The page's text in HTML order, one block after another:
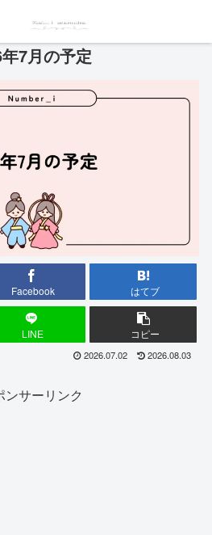
7月の予定
Facebook はてブ
LINE コピー
2026.07.02 2026.08.03
ンサーリンク